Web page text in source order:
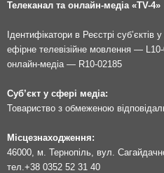
Телеканал та онлайн-медіа «TV-4»
Ідентифікатори в Реєстрі суб’єктів
ефірне телевізійне мовлення —
онлайн-медіа — R10-02185
Суб’єкт у сфері медіа:
Товариство з обмеженою
Місцезнаходження:
46000, м. Тернопіль, вул.
тел. +38 0352 52 31 40